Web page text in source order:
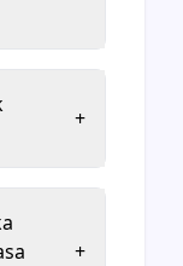
+
+